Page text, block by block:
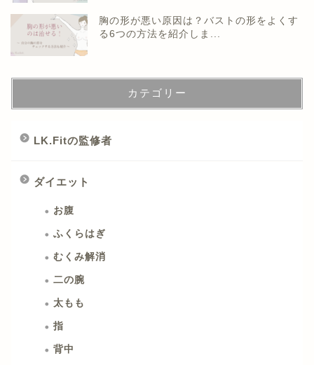
胸の形が悪い原因は？バストの形をよくす
る6つの方法を紹介しま...
カテゴリー
LK.Fitの監修者
ダイエット
お腹
ふくらはぎ
むくみ解消
二の腕
太もも
指
背中